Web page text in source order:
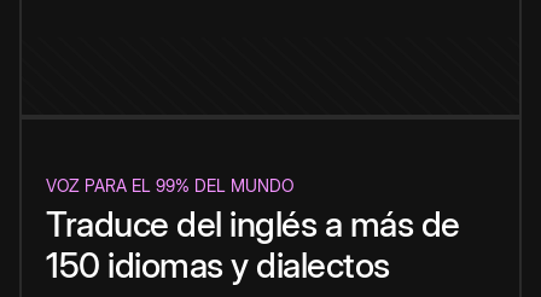
VOZ PARA EL 99% DEL MUNDO
Traduce del inglés a más de
150 idiomas y dialectos